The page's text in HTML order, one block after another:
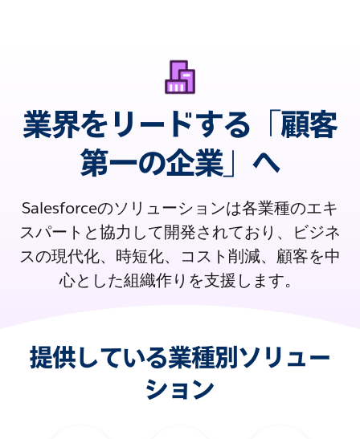
業界をリードする「顧客
第一の企業」へ
Salesforceのソリューションは各業種のエキ
スパートと協力して開発されており、ビジネ
スの現代化、時短化、コスト削減、顧客を中
心とした組織作りを支援します。
提供している業種別ソリュー
ション